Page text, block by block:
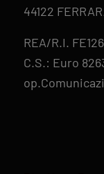
44122
REA/R.I.
C.S.: Euro